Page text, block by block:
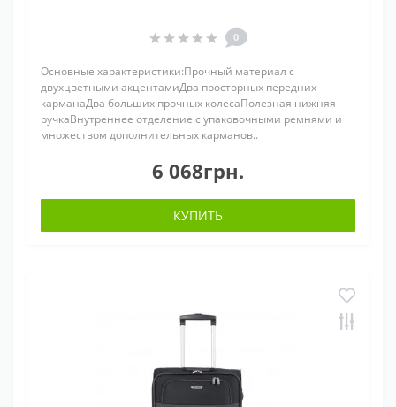
0
Основные характеристики:Прочный материал с
двухцветными акцентамиДва просторных передних
карманаДва больших прочных колесаПолезная нижняя
ручкаВнутреннее отделение с упаковочными ремнями и
множеством дополнительных карманов..
6 068грн.
КУПИТЬ